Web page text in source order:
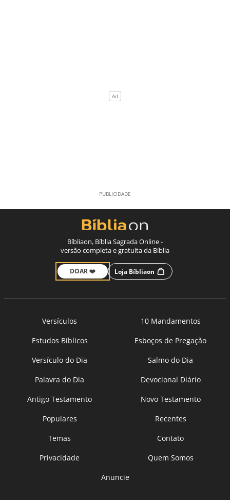
Bíbliaon, Bíblia Sagrada Online -
versão completa e gratuita da Bíblia
DOAR ❤️ Loja Bíbliaon
Versículos
10 Mandamentos
Estudos Bíblicos
Esboços de Pregação
Versículo do Dia
Salmo do Dia
Palavra do Dia
Devocional Diário
Antigo Testamento
Novo Testamento
Populares
Recentes
Temas
Contato
Privacidade
Quem Somos
Anuncie